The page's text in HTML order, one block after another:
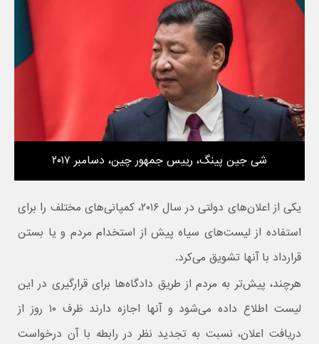
شی جین پینگ، رییس جمهور چین، دسامبر ۲۰۱۷
یکی از اعلان‌های دولتی در سال ۲۰۱۶، کمپانی‌های مختلف را برای
استفاده از لیست‌های سیاه پیش از استخدام مردم و یا بستن
قرارداد با آنها تشویق می‌کرد.
هرچند، پیش‌تر به مردم از طریق دادگاه‌ها برای قرارگیری در این
لیست اطلاع داده می‌شود و آنها اجازه دارند ظرف ۱۰ روز از
دریافت اعلان، نسبت به تجدید نظر در رابطه با آن درخواست